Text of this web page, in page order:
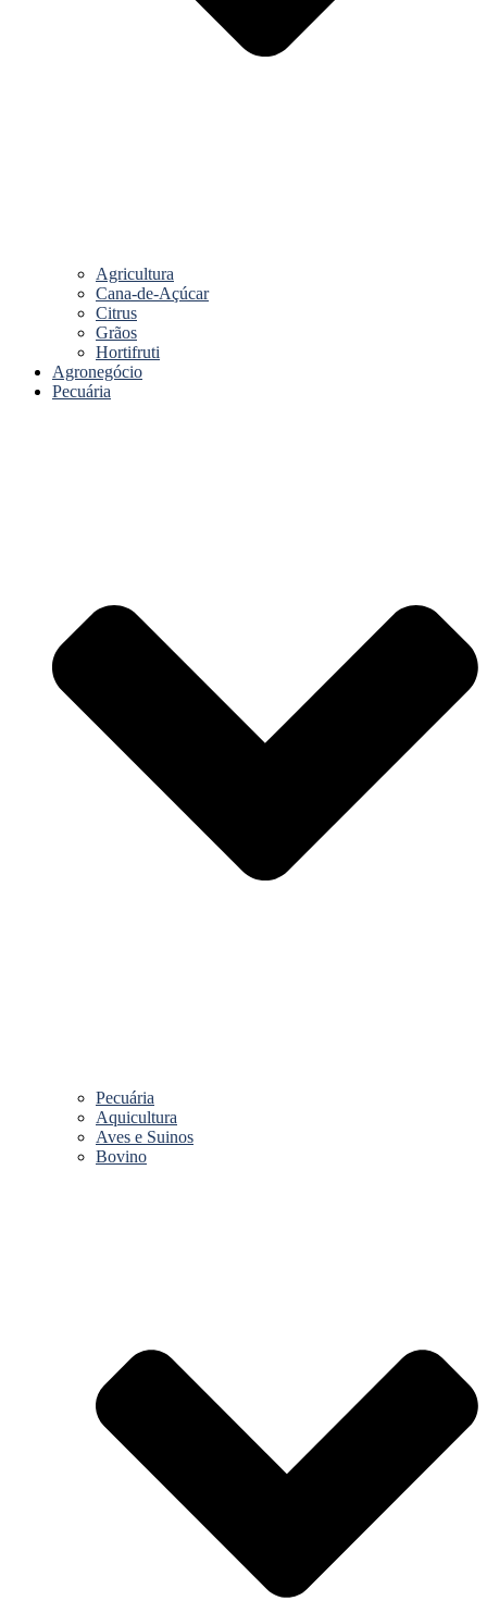
Agricultura
Cana-de-Açúcar
Citrus
Grãos
Hortifruti
Agronegócio
Pecuária
Pecuária
Aquicultura
Aves e Suinos
Bovino